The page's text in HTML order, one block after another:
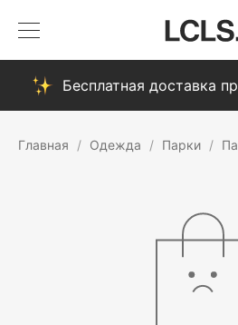
Бесплатная доставка
Главная Одежда Парки